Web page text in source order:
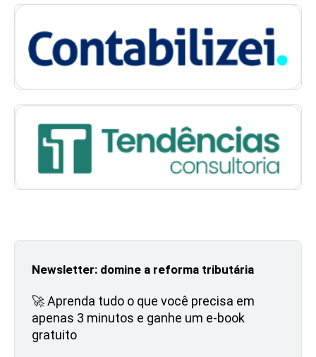
Newsletter: domine a reforma tributária
🚀 Aprenda tudo o que você precisa em
apenas 3 minutos e ganhe um e-book
gratuito